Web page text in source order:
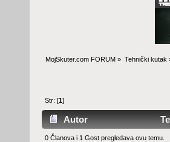
MojSkuter.com FORUM » Tehnički kutak
Str: [1]
Autor
0 Članova i 1 Gost pregledava ovu temu.